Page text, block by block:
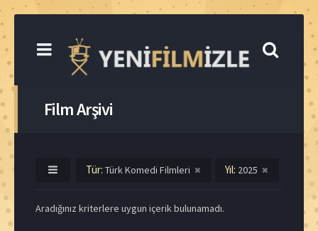
Film Arşivi
Tür: Türk Komedi Filmleri Yıl: 2025
Aradığınız kriterlere uygun içerik bulunamadı.